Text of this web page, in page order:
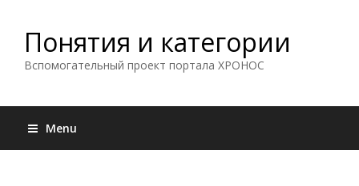
Понятия и категории
Вспомогательный проект портала ХРОНОС
Menu